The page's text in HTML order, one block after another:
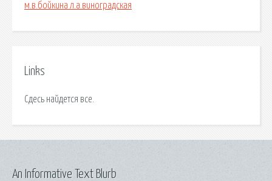
м.в.бойкина л.а.виноградская
Links
Сдесь найдется все.
An Informative Text Blurb